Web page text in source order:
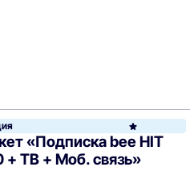
МегаФон
«Подписка bee HIT
+ ТВ + Моб. связь»